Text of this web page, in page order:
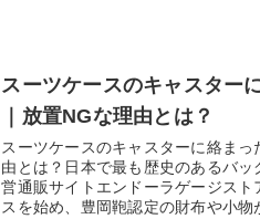
スーツケースのキャスター
｜放置NGな理由とは？
スーツケースのキャスターに絡ま
由とは？日本で最も歴史のあるバ
営通販サイトエンドーラゲージス
スを始め、豊岡鞄認定の財布や小物